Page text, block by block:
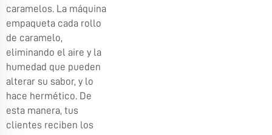
caramelos. La máquina
empaqueta cada rollo
de caramelo,
eliminando el aire y la
humedad que pueden
alterar su sabor, y lo
hace hermético. De
esta manera, tus
clientes reciben los